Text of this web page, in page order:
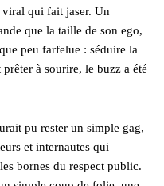
viral qui fait jaser. Un
que la taille de son ego,
peu farfelue : séduire la
à sourire, le buzz a été
pu rester un simple gag,
et internautes qui
bornes du respect public.